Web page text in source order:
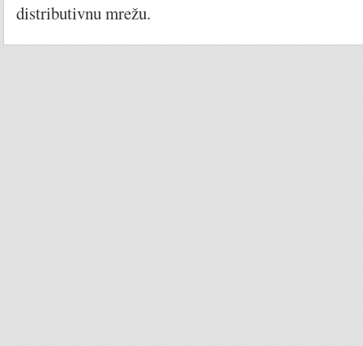
distributivnu mrežu.